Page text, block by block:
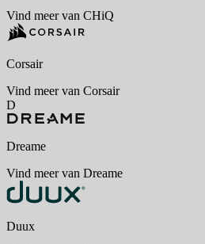
Vind meer van CHiQ
Corsair
Vind meer van Corsair
D
Dreame
Vind meer van Dreame
Duux